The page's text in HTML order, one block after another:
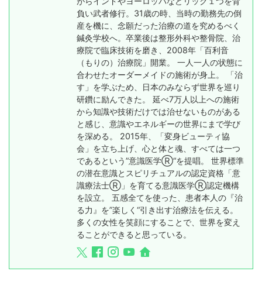
負い武者修行。31歳の時、当時の勤務先の倒
産を機に、念願だった治療の道を究めるべく
鍼灸学校へ。卒業後は整形外科や整骨院、治
療院で臨床技術を磨き、2008年「百利音
（もりの）治療院」開業。 一人一人の状態に
合わせたオーダーメイドの施術が身上。 「治
す」を学ぶため、日本のみならず世界を巡り
研鑽に励んできた。 延べ7万人以上への施術
から知識や技術だけでは治せないものがある
と感じ、意識やエネルギーの世界にまで学び
を深める。 2015年、「変身ビューティ協
会」を立ち上げ、心と体と魂、すべては一つ
であるという”意識医学Ⓡ“を提唱。 世界標準
の潜在意識とスピリチュアルの認定資格「意
識療法士Ⓡ」を育てる意識医学Ⓡ認定機構
を設立。 五感全てを使った、患者本人の『治
る力』を”楽しく“引き出す治療法を伝える。
多くの女性を笑顔にすることで、世界を変え
ることができると思っている。